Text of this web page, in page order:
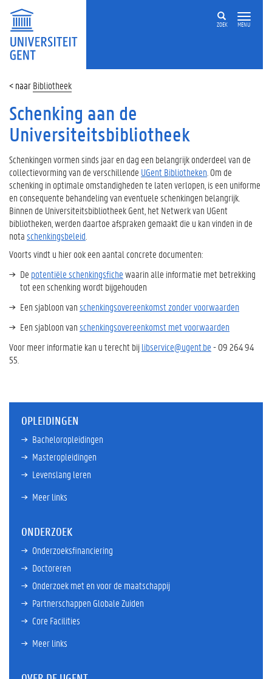
ZOEK MENU
Bibliotheek
Schenking aan de
Universiteitsbibliotheek
Schenkingen vormen sinds jaar en dag een belangrijk onderdeel van de
collectievorming van de verschillende UGent Bibliotheken . Om de
schenking in optimale omstandigheden te laten verlopen, is een uniforme
en consequente behandeling van eventuele schenkingen belangrijk.
Binnen de Universiteitsbibliotheek Gent, het Netwerk van UGent
bibliotheken, werden daartoe afspraken gemaakt die u kan vinden in de
notaschenkingsbeleid
Voorts vindt u hier ook een aantal concrete documenten:
De potentiële schenkingsfichewaarin alle informatie met betrekking
tot een schenking wordt bijgehouden
Een sjabloon vanschenkingsovereenkomst zonder voorwaarden
Een sjabloon vanschenkingsovereenkomst met voorwaarden
Voor meer informatie kan u terecht bijlibservice@ugent.be-09 264 94
55.
OPLEIDINGEN
Bacheloropleidingen
Masteropleidingen
Levenslang leren
Meer links
ONDERZOEK
Onderzoeksfinanciering
Doctoreren
Onderzoek met en voor de maatschappij
Partnerschappen Globale Zuiden
Core Facilities
Meer links